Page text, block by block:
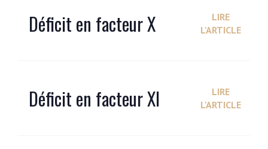
Déficit en facteur X
LIRE
L'ARTICLE
Déficit en facteur XI
LIRE
L'ARTICLE